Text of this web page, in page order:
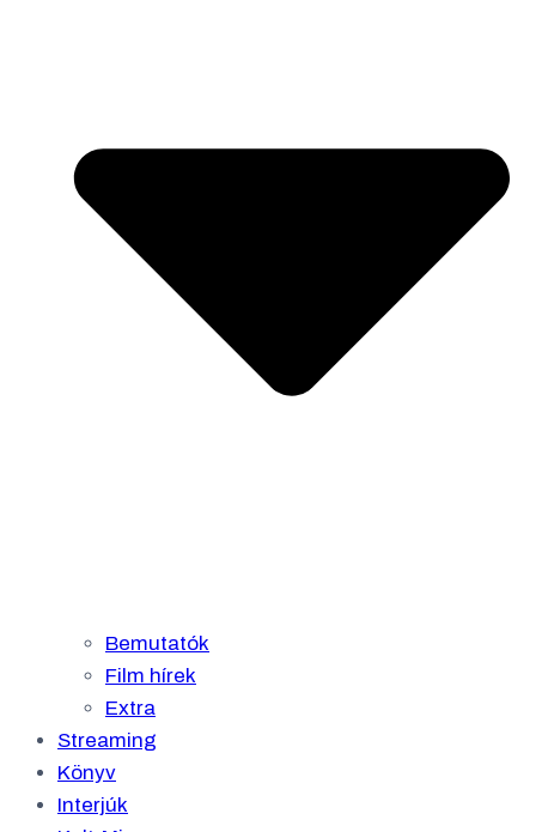
Bemutatók
Film hírek
Extra
Streaming
Könyv
Interjúk